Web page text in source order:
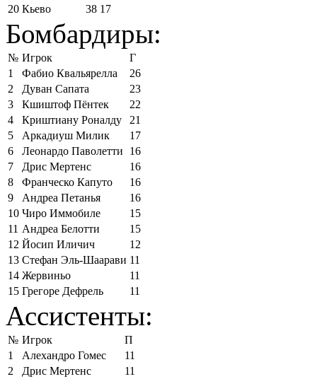
20 Кьево 38 17
Бомбардиры:
№ Игрок
Г
1
Фабио Квальярелла
26
2
Дуван Сапата
23
3
Кшиштоф Пёнтек
22
4
Криштиану Роналду
21
5
Аркадиуш Милик
17
6
Леонардо Паволетти
16
7
Дрис Мертенс
16
8
Франческо Капуто
16
9
Андреа Петанья
16
10 Чиро Иммобиле
15
11 Андреа Белотти
15
12 Йосип Иличич
12
13 Стефан Эль-Шаарави 11
14 Жервиньо
11
15 Грегоре Дефрель 11
Ассистенты:
№ Игрок
П
1
Алехандро Гомес
11
2
Дрис Мертенс
11